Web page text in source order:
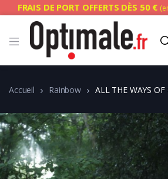
FRAIS DE PORT OFFERTS DÈS 50 €
Accueil Rainbow ALL THE WAYS OF